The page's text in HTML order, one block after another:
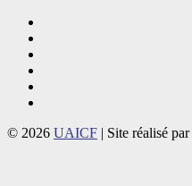
© 2026 UAICF | Site réalisé par